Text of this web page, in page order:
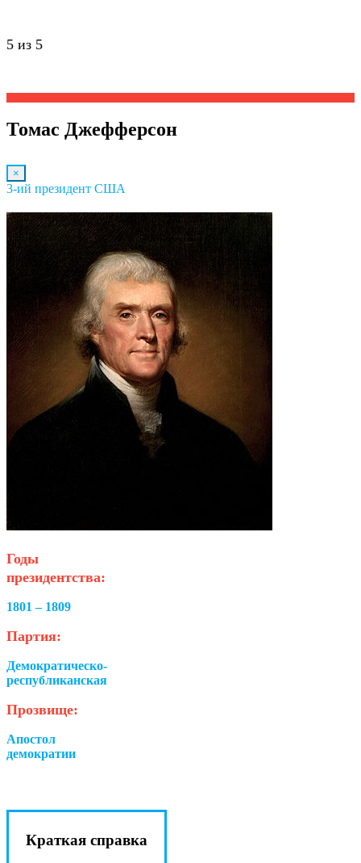
5 из 5
Томас Джефферсон
×
3-ий президент США
Годы
президентства:
1801 – 1809
Партия:
Демократическо-
республиканская
Прозвище:
Апостол
демократии
Краткая справка